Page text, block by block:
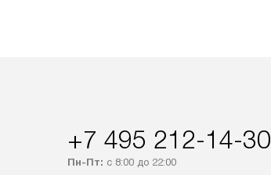
+7 495 212-14-30
Пн-Пт: с 8:00 до 22:00